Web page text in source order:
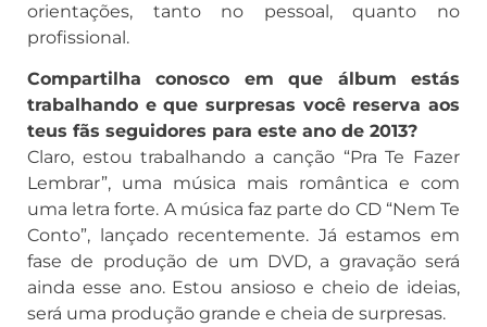
orientações, tanto no pessoal, quanto no
profissional.
Compartilha conosco em que álbum estás
trabalhando e que surpresas você reserva aos
teus fãs seguidores para este ano de 2013?
Claro, estou trabalhando a canção “Pra Te Fazer
Lembrar”, uma música mais romântica e com
uma letra forte. A música faz parte do CD “Nem Te
Conto”, lançado recentemente. Já estamos em
fase de produção de um DVD, a gravação será
ainda esse ano. Estou ansioso e cheio de ideias,
será uma produção grande e cheia de surpresas.